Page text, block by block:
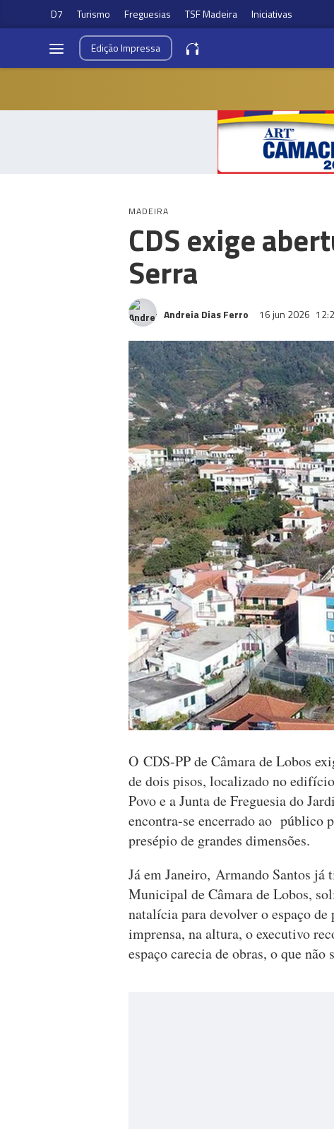
D7 Turismo Freguesias TSF Madeira Iniciativas
EdiçãoImpressa
MADEIRA
CDS exige
Serra
Andreia Dias Ferro 16 jun 2026
O CDS-PP de Câmara de Lobos
de dois pisos, localizado no
Povo e a Junta de Freguesia do
encontra-se encerrado ao público
presépio de grandes dimensões.
Já em Janeiro, Armando Santos já
Municipal de Câmara de Lobos,
natalícia para devolver o espaço
imprensa, na altura, o executivo
espaço carecia de obras, o que não